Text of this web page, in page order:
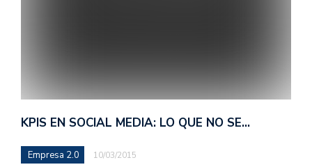
KPIS EN SOCIAL MEDIA: LO QUE NO SE…
Empresa 2.0 10/03/2015